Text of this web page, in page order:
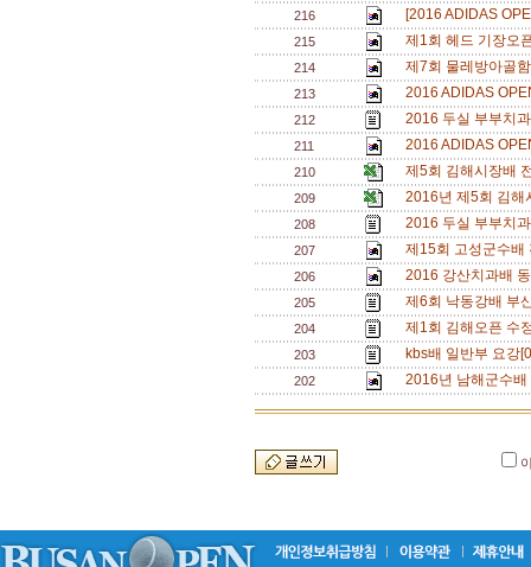
216 [2016 ADIDAS
215 제1회 헤드 기장오
214 제7회 물레방아골
213 2016 ADIDAS
212 2016 두실 부부치
211 2016 ADIDAS
210 제5회 김해시장배
209 2016년 제5회 김
208 2016 두실 부부치
207 제15회 고성군수
206 2016 강산치과배
205 제6회 낙동강배 부
204 제1회 김해오픈 수
203 kbs배 일반부 요강
202 2016년 남해군수